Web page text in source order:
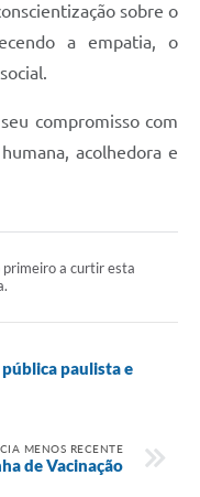
sobre o
a empatia, o
compromisso com
acolhedora e
primeiro a curtir esta
pública paulista e
MENOS RECENTE
de Vacinação